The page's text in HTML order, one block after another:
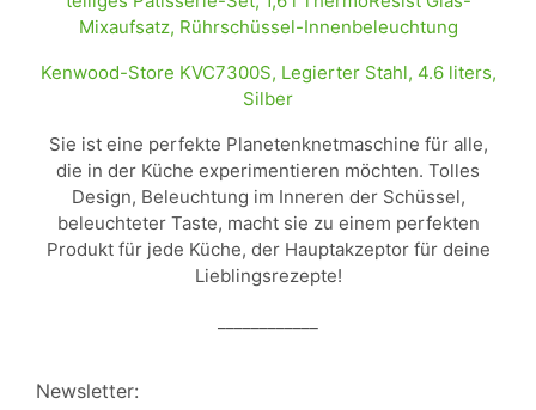
Kenwood-Store KVC7300S, Legierter Stahl, 4.6 liters,
Silber
Sie ist eine perfekte Planetenknetmaschine für alle,
die in der Küche experimentieren möchten. Tolles
Design, Beleuchtung im Inneren der Schüssel,
beleuchteter Taste, macht sie zu einem perfekten
Produkt für jede Küche, der Hauptakzeptor für deine
Lieblingsrezepte!
Newsletter: